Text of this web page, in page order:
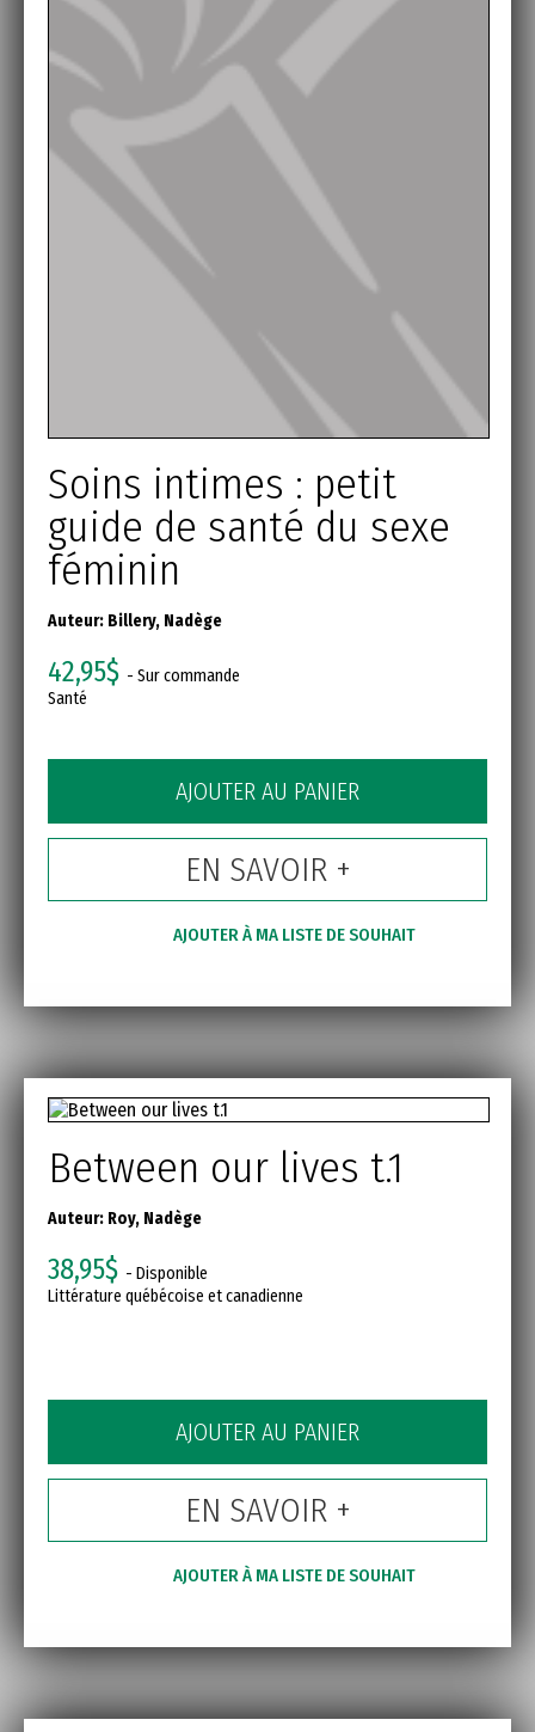
Soins intimes : petit
guide de santé du sexe
féminin
Auteur: Billery, Nadège
42,95$ - Sur commande
Santé
AJOUTER AU PANIER
EN SAVOIR +
AJOUTER À MA LISTE DE SOUHAIT
Between our lives t.1
Auteur: Roy, Nadège
38,95$ - Disponible
Littérature québécoise et canadienne
AJOUTER AU PANIER
EN SAVOIR +
AJOUTER À MA LISTE DE SOUHAIT